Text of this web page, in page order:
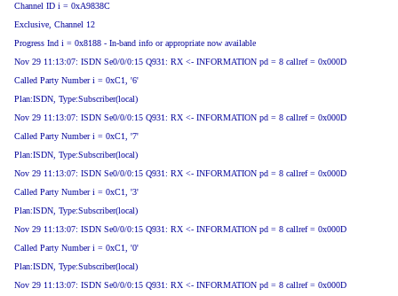
Channel ID i = 0xA9838C
Exclusive, Channel 12
Progress Ind i = 0x8188 - In-band info or appropriate now available
Nov 29 11:13:07: ISDN Se0/0/0:15 Q931: RX <- INFORMATION pd = 8 callref = 0x000D
Called Party Number i = 0xC1, '6'
Plan:ISDN, Type:Subscriber(local)
Nov 29 11:13:07: ISDN Se0/0/0:15 Q931: RX <- INFORMATION pd = 8 callref = 0x000D
Called Party Number i = 0xC1, '7'
Plan:ISDN, Type:Subscriber(local)
Nov 29 11:13:07: ISDN Se0/0/0:15 Q931: RX <- INFORMATION pd = 8 callref = 0x000D
Called Party Number i = 0xC1, '3'
Plan:ISDN, Type:Subscriber(local)
Nov 29 11:13:07: ISDN Se0/0/0:15 Q931: RX <- INFORMATION pd = 8 callref = 0x000D
Called Party Number i = 0xC1, '0'
Plan:ISDN, Type:Subscriber(local)
Nov 29 11:13:07: ISDN Se0/0/0:15 Q931: RX <- INFORMATION pd = 8 callref = 0x000D